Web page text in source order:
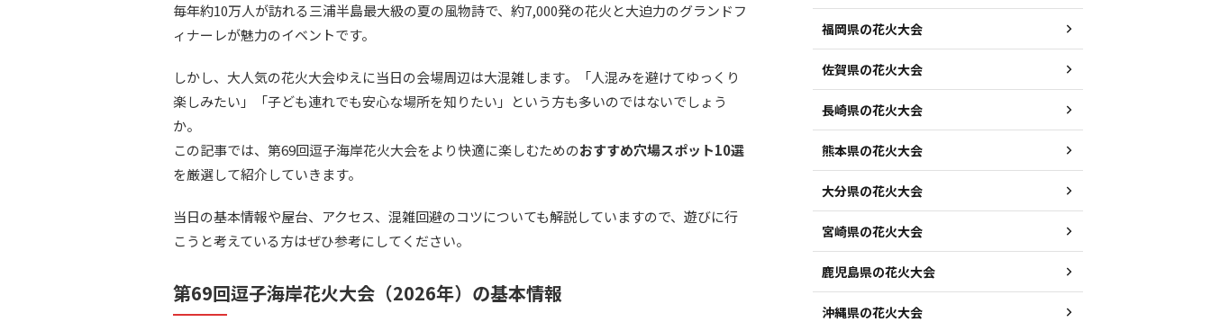
毎年約10万人が訪れる三浦半島最大級の夏の風物詩で、約7,000発の花火と大迫力のグランドフ
ィナーレが魅力のイベントです。
しかし、大人気の花火大会ゆえに当日の会場周辺は大混雑します。「人混みを避けてゆっくり
楽しみたい」「子ども連れでも安心な場所を知りたい」という方も多いのではないでしょう
か。
この記事では、第69回逗子海岸花火大会をより快適に楽しむためのおすすめ穴場スポット10選
を厳選して紹介していきます。
当日の基本情報や屋台、アクセス、混雑回避のコツについても解説していますので、遊びに行
こうと考えている方はぜひ参考にしてください。
第69回逗子海岸花火大会（2026年）の基本情報
福岡県の花火大会
佐賀県の花火大会
長崎県の花火大会
熊本県の花火大会
大分県の花火大会
宮崎県の花火大会
鹿児島県の花火大会
沖縄県の花火大会